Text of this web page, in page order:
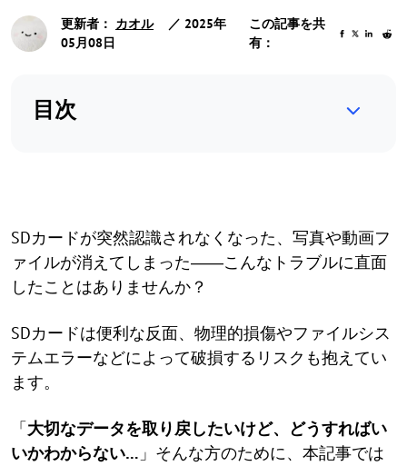
更新者： カオル
／ 2025年
05月08日
この記事を共
有：
目次
SDカードが突然認識されなくなった、写真や動画フ
ァイルが消えてしまった――こんなトラブルに直面
したことはありませんか？
SDカードは便利な反面、物理的損傷やファイルシス
テムエラーなどによって破損するリスクも抱えてい
ます。
「大切なデータを取り戻したいけど、どうすればい
いかわからない… 」そんな方のために、本記事では